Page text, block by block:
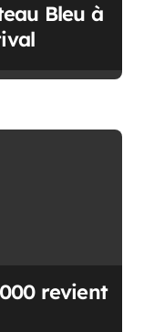
Bleu à
revient